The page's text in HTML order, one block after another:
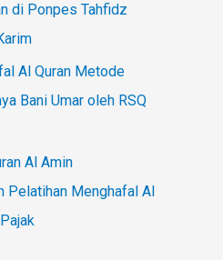
di Ponpes Tahfidz
Al Quran Metode
Bani Umar oleh RSQ
Al Amin
Pelatihan Menghafal Al